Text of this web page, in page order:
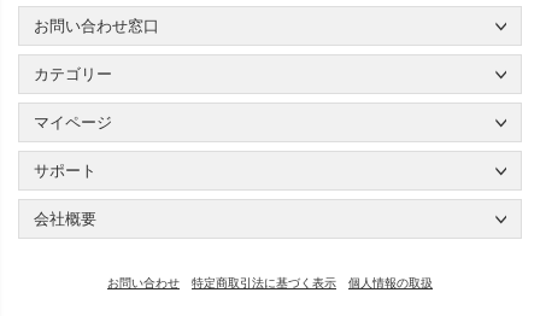
お問い合わせ窓口
カテゴリー
マイページ
サポート
会社概要
お問い合わせ 特定商取引法に基づく表示 個人情報の取扱